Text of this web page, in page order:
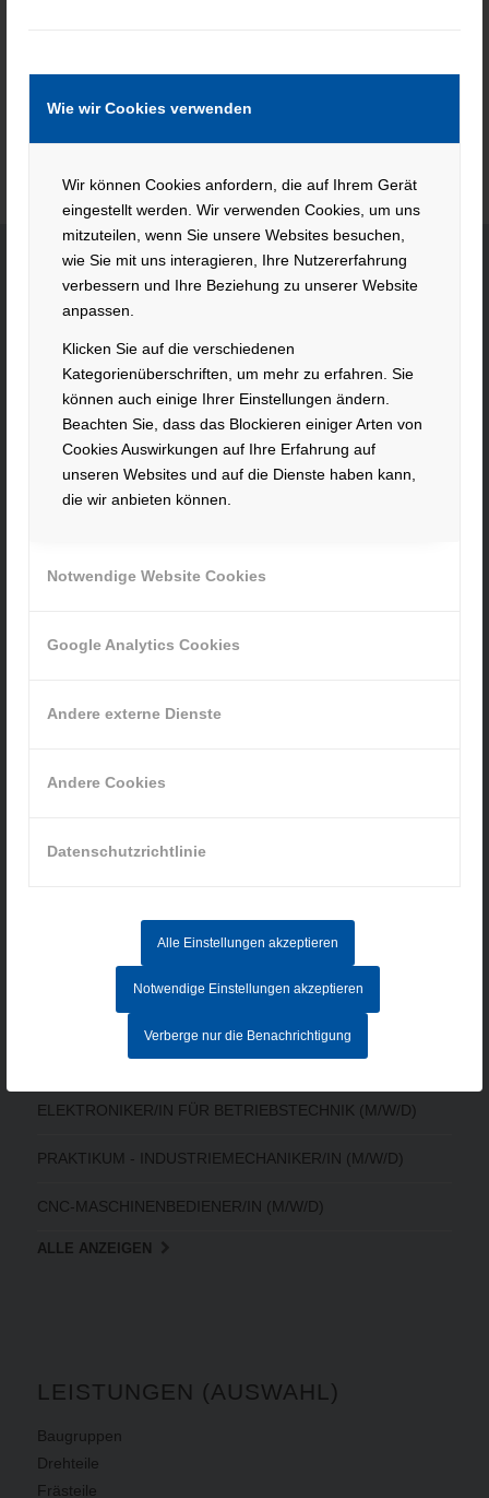
Wie wir Cookies verwenden
Wir können Cookies anfordern, die auf Ihrem Gerät
eingestellt werden. Wir verwenden Cookies, um uns
mitzuteilen, wenn Sie unsere Websites besuchen,
wie Sie mit uns interagieren, Ihre Nutzererfahrung
verbessern und Ihre Beziehung zu unserer Website
anpassen.
Klicken Sie auf die verschiedenen
Kategorienüberschriften, um mehr zu erfahren. Sie
können auch einige Ihrer Einstellungen ändern.
Beachten Sie, dass das Blockieren einiger Arten von
Cookies Auswirkungen auf Ihre Erfahrung auf
unseren Websites und auf die Dienste haben kann,
die wir anbieten können.
Notwendige Website Cookies
Google Analytics Cookies
Andere externe Dienste
Andere Cookies
Datenschutzrichtlinie
Alle Einstellungen akzeptieren
Notwendige Einstellungen akzeptieren
Verberge nur die Benachrichtigung
KONTAKT
Hacker Feinmechanik GmbH
Im Polder 2 / Neuhausen
94560 Offenberg
Tel. +49 991 99800 – 0
contact@hacker-feinmechanik.de
» Cookie-Einstellungen
Impressum
AKTUELLE STELLENANGEBOTE
MITARBEITER IM AUFTRAGSZENTRUM (M/W/D) - Vollzeit
CNC-FACHKRAFT (M/W/D)
ELEKTRONIKER/IN FÜR BETRIEBSTECHNIK (M/W/D)
PRAKTIKUM - INDUSTRIEMECHANIKER/IN (M/W/D)
CNC-MASCHINENBEDIENER/IN (M/W/D)
ALLE ANZEIGEN
LEISTUNGEN (AUSWAHL)
Baugruppen
Drehteile
Frästeile